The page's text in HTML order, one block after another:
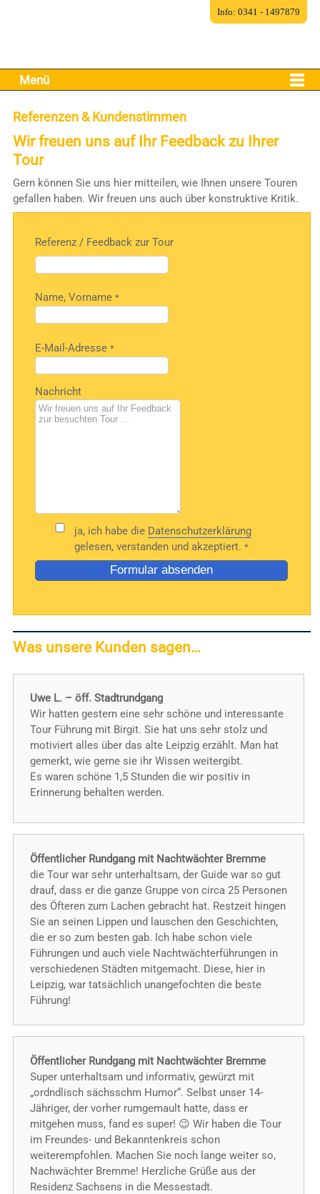
Menü
Referenzen & Kundenstimmen
Wir freuen uns auf Ihr Feedback zu Ihrer
Tour
Gern können Sie uns hier mitteilen, wie Ihnen unsere Touren
gefallen haben. Wir freuen uns auch über konstruktive Kritik.
Referenz / Feedback zur Tour
Bitte
lasse
dieses
leer.
Name, Vorname*
Bitte
lasse
dieses
Feld
leer.
E-Mail-Adresse*
Nachricht
ja, ich habe die Datenschutzerklärung
gelesen, verstanden und akzeptiert.*
Was unsere Kunden sagen…
Uwe L. – öff. Stadtrundgang
Wir hatten gestern eine sehr schöne und interessante
Tour Führung mit Birgit. Sie hat uns sehr stolz und
motiviert alles über das alte Leipzig erzählt. Man hat
gemerkt, wie gerne sie ihr Wissen weitergibt.
Es waren schöne 1,5 Stunden die wir positiv in
Erinnerung behalten werden.
Öffentlicher Rundgang mit Nachtwächter Bremme
die Tour war sehr unterhaltsam, der Guide war so gut
drauf, dass er die ganze Gruppe von circa 25 Personen
des Öfteren zum Lachen gebracht hat. Restzeit hingen
Sie an seinen Lippen und lauschen den Geschichten,
die er so zum besten gab. Ich habe schon viele
Führungen und auch viele Nachtwächterführungen in
verschiedenen Städten mitgemacht. Diese, hier in
Leipzig, war tatsächlich unangefochten die beste
Führung!
Öffentlicher Rundgang mit Nachtwächter Bremme
Super unterhaltsam und informativ, gewürzt mit
„ordndlisch sächsschm Humor“. Selbst unser 14-
Jähriger, der vorher rumgemault hatte, dass er
mitgehen muss, fand es super! 😉 Wir haben die Tour
im Freundes- und Bekanntenkreis schon
weiterempfohlen. Machen Sie noch lange weiter so,
Nachwächter Bremme! Herzliche Grüße aus der
Residenz Sachsens in die Messestadt.
Info: 0341 - 1497879